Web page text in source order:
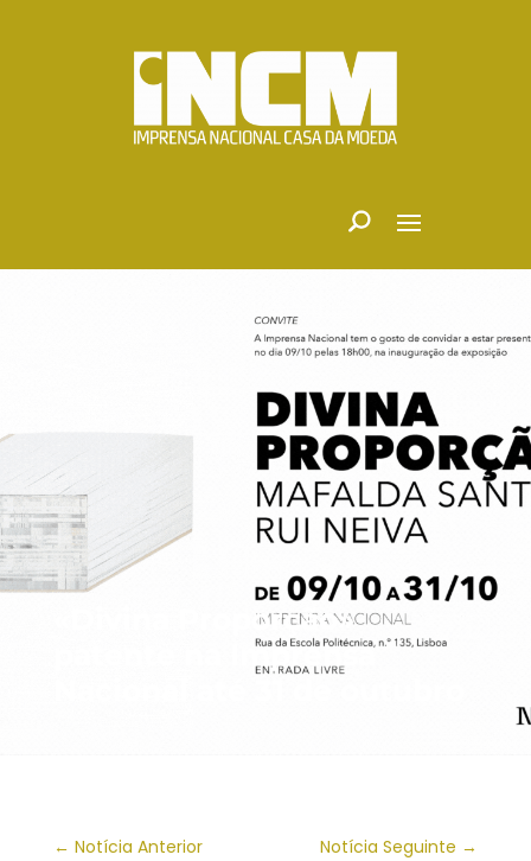
«Divina Proporção»
patente na Imprensa
← Notícia Anterior Notícia Seguinte →